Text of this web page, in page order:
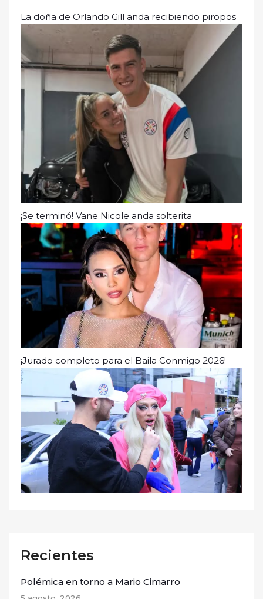
La doña de Orlando Gill anda recibiendo piropos
¡Se terminó! Vane Nicole anda solterita
¡Jurado completo para el Baila Conmigo 2026!
Recientes
Polémica en torno a Mario Cimarro